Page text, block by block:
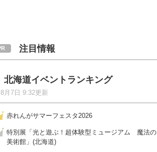
注目情報
北海道イベントランキング
8月7日 9:32更新
赤れんがサマーフェスタ2026
特別展「光と遊ぶ！超体験型ミュージアム 魔法の
美術館」(北海道)